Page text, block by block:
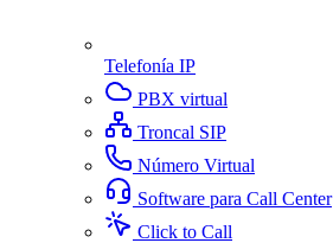
Telefonía IP
PBX virtual
Troncal SIP
Número Virtual
Software para Call Center
Click to Call